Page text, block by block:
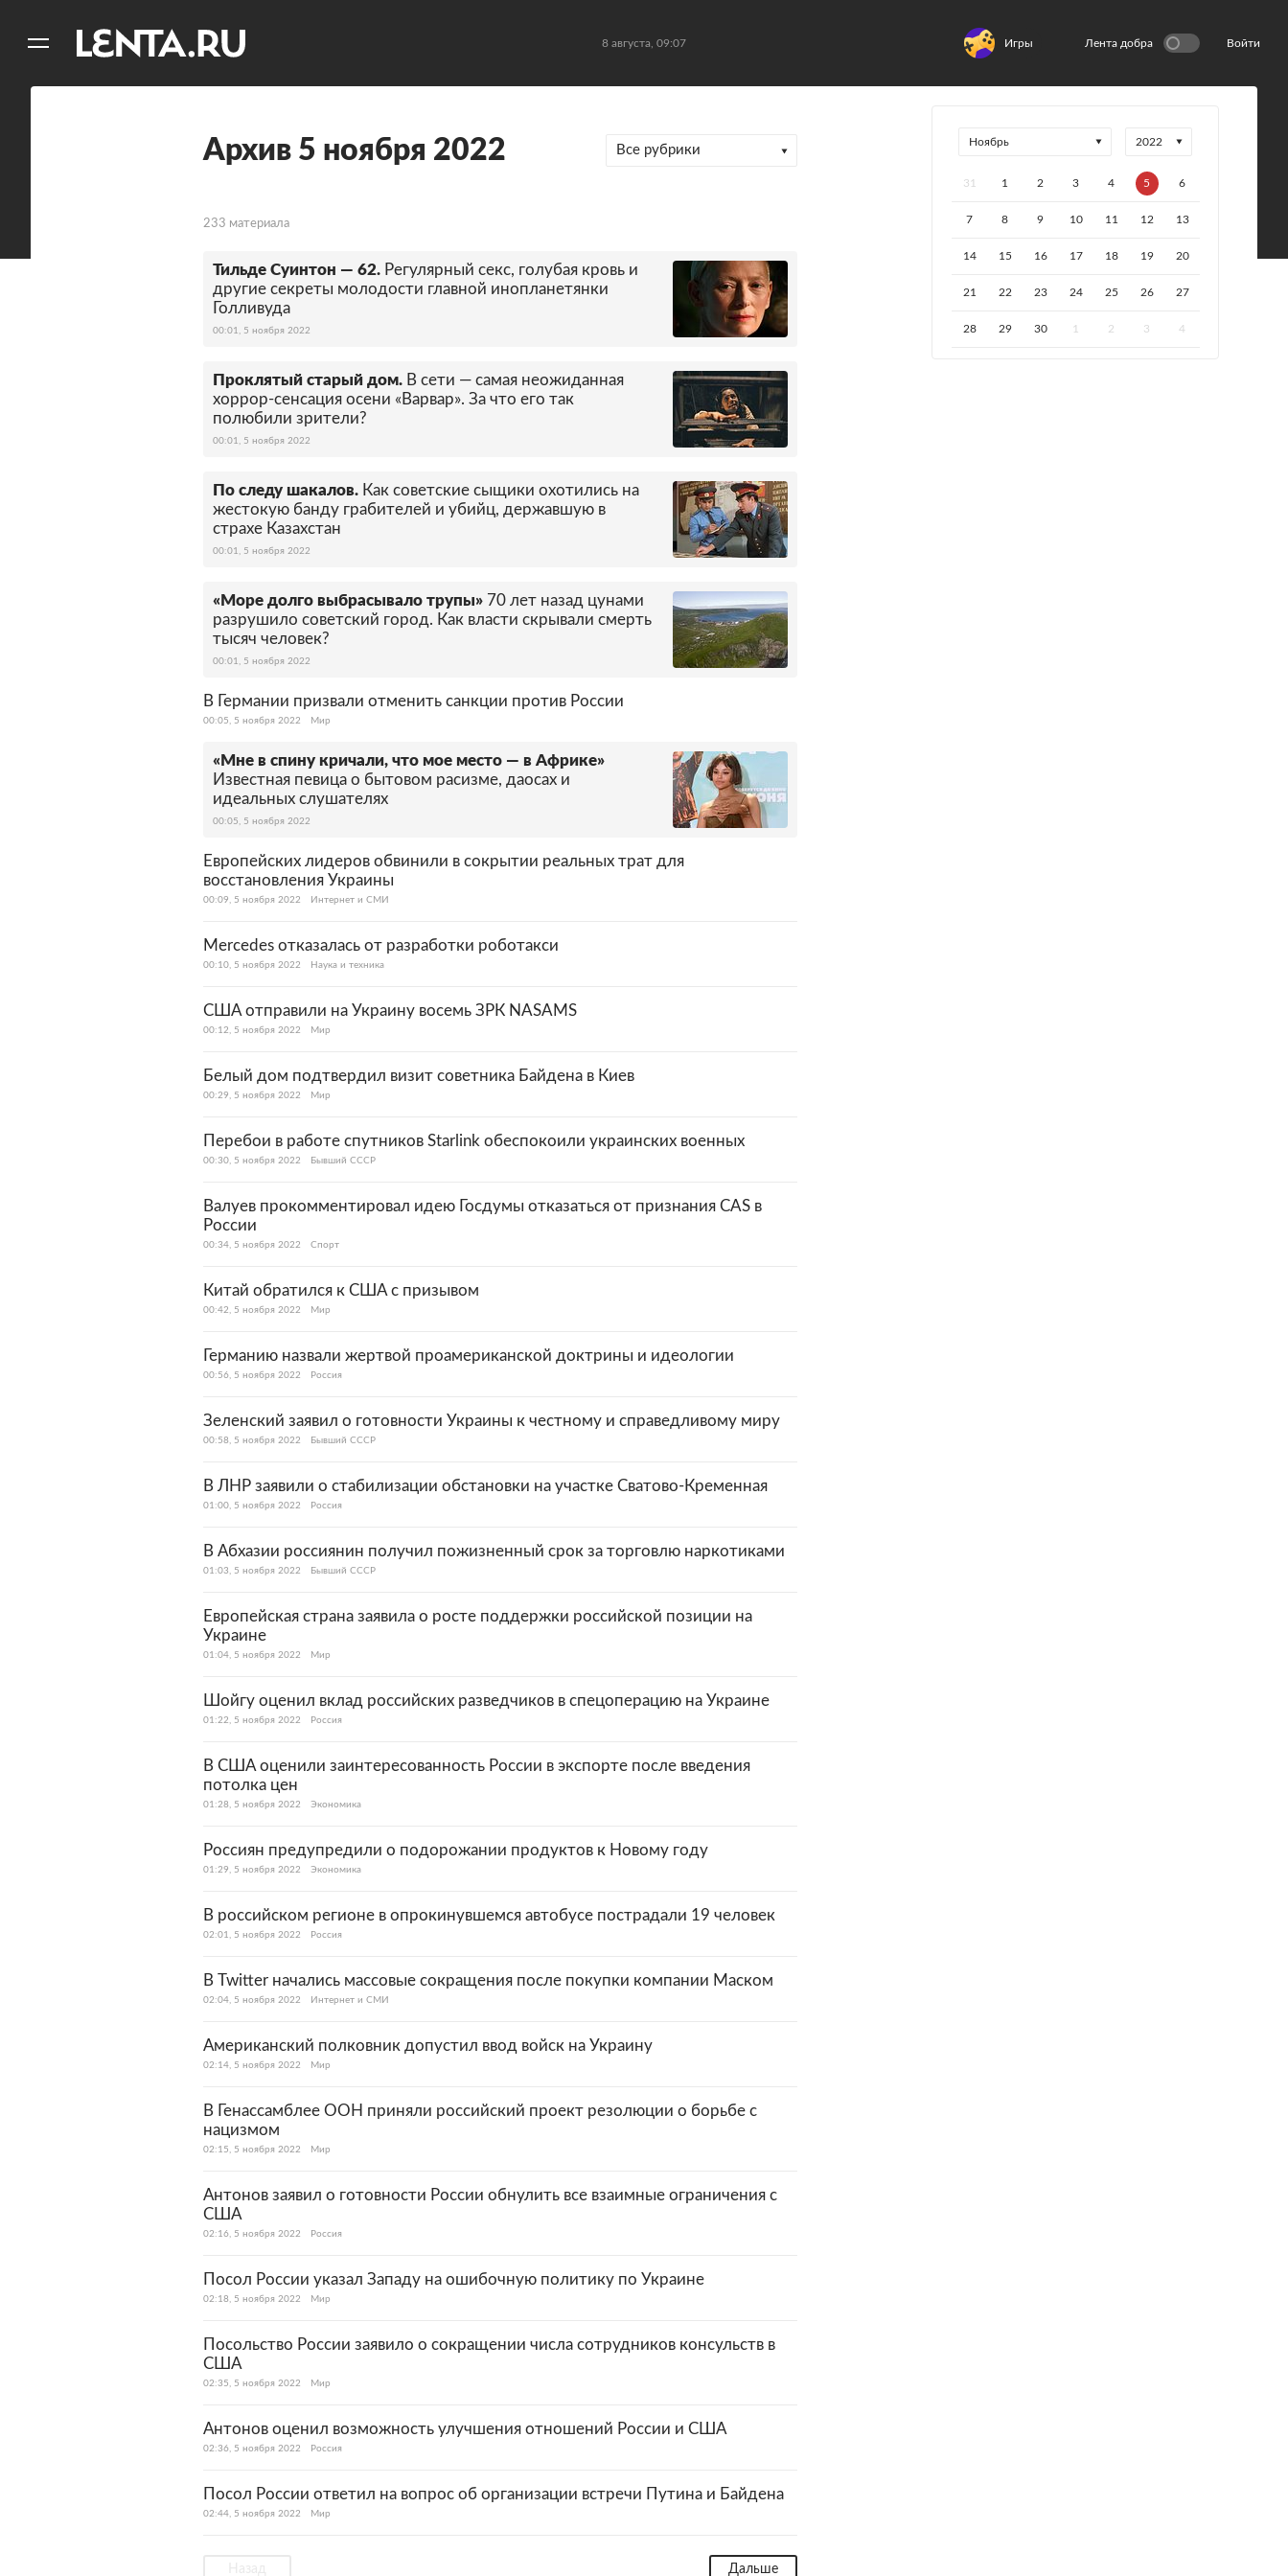
8 августа, 09:07 Игры Лента добра Войти
Архив 5 ноября 2022 Все рубрики
233 материала
Тильде Суинтон — 62. Регулярный секс, голубая кровь и
другие секреты молодости главной инопланетянки
Голливуда
00:01, 5 ноября 2022
Проклятый старый дом. В сети — самая неожиданная
хоррор-сенсация осени «Варвар». За что его так
полюбили зрители?
00:01, 5 ноября 2022
По следу шакалов. Как советские сыщики охотились на
жестокую банду грабителей и убийц, державшую в
страхе Казахстан
00:01, 5 ноября 2022
«Море долго выбрасывало трупы» 70 лет назад цунами
разрушило советский город. Как власти скрывали смерть
тысяч человек?
00:01, 5 ноября 2022
В Германии призвали отменить санкции против России
00:05, 5 ноября 2022 Мир
«Мне в спину кричали, что мое место — в Африке»
Известная певица о бытовом расизме, даосах и
идеальных слушателях
00:05, 5 ноября 2022
Европейских лидеров обвинили в сокрытии реальных трат для
восстановления Украины
00:09, 5 ноября 2022 Интернет и СМИ
Mercedes отказалась от разработки роботакси
00:10, 5 ноября 2022 Наука и техника
США отправили на Украину восемь ЗРК NASAMS
00:12, 5 ноября 2022 Мир
Белый дом подтвердил визит советника Байдена в Киев
00:29, 5 ноября 2022 Мир
Перебои в работе спутников Starlink обеспокоили украинских военных
00:30, 5 ноября 2022 Бывший СССР
Валуев прокомментировал идею Госдумы отказаться от признания CAS в
России
00:34, 5 ноября 2022 Спорт
Китай обратился к США с призывом
00:42, 5 ноября 2022 Мир
Германию назвали жертвой проамериканской доктрины и идеологии
00:56, 5 ноября 2022 Россия
Зеленский заявил о готовности Украины к честному и справедливому миру
00:58, 5 ноября 2022 Бывший СССР
В ЛНР заявили о стабилизации обстановки на участке Сватово-Кременная
01:00, 5 ноября 2022 Россия
В Абхазии россиянин получил пожизненный срок за торговлю наркотиками
01:03, 5 ноября 2022 Бывший СССР
Европейская страна заявила о росте поддержки российской позиции на
Украине
01:04, 5 ноября 2022 Мир
Шойгу оценил вклад российских разведчиков в спецоперацию на Украине
01:22, 5 ноября 2022 Россия
В США оценили заинтересованность России в экспорте после введения
потолка цен
01:28, 5 ноября 2022 Экономика
Россиян предупредили о подорожании продуктов к Новому году
01:29, 5 ноября 2022 Экономика
В российском регионе в опрокинувшемся автобусе пострадали 19 человек
02:01, 5 ноября 2022 Россия
В Twitter начались массовые сокращения после покупки компании Маском
02:04, 5 ноября 2022 Интернет и СМИ
Американский полковник допустил ввод войск на Украину
02:14, 5 ноября 2022 Мир
В Генассамблее ООН приняли российский проект резолюции о борьбе с
нацизмом
02:15, 5 ноября 2022 Мир
Антонов заявил о готовности России обнулить все взаимные ограничения с
США
02:16, 5 ноября 2022 Россия
Посол России указал Западу на ошибочную политику по Украине
02:18, 5 ноября 2022 Мир
Посольство России заявило о сокращении числа сотрудников консульств в
США
02:35, 5 ноября 2022 Мир
Антонов оценил возможность улучшения отношений России и США
02:36, 5 ноября 2022 Россия
Посол России ответил на вопрос об организации встречи Путина и Байдена
02:44, 5 ноября 2022 Мир
Дальше
31 1 2 3 4 5 6
7 8 9 10 11 12 13
14 15 16 17 18 19 20
21 22 23 24 25 26 27
28 29 30 1 2 3 4